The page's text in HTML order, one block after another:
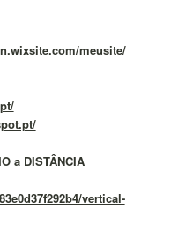
meusite/
a DISTÂNCIA
vertical-